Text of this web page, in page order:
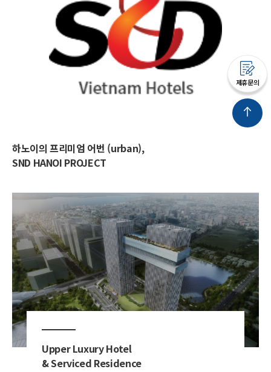
제휴문의
하노이의 프리미엄 어번 (urban),
SND HANOI PROJECT
Upper Luxury Hotel
& Serviced Residence